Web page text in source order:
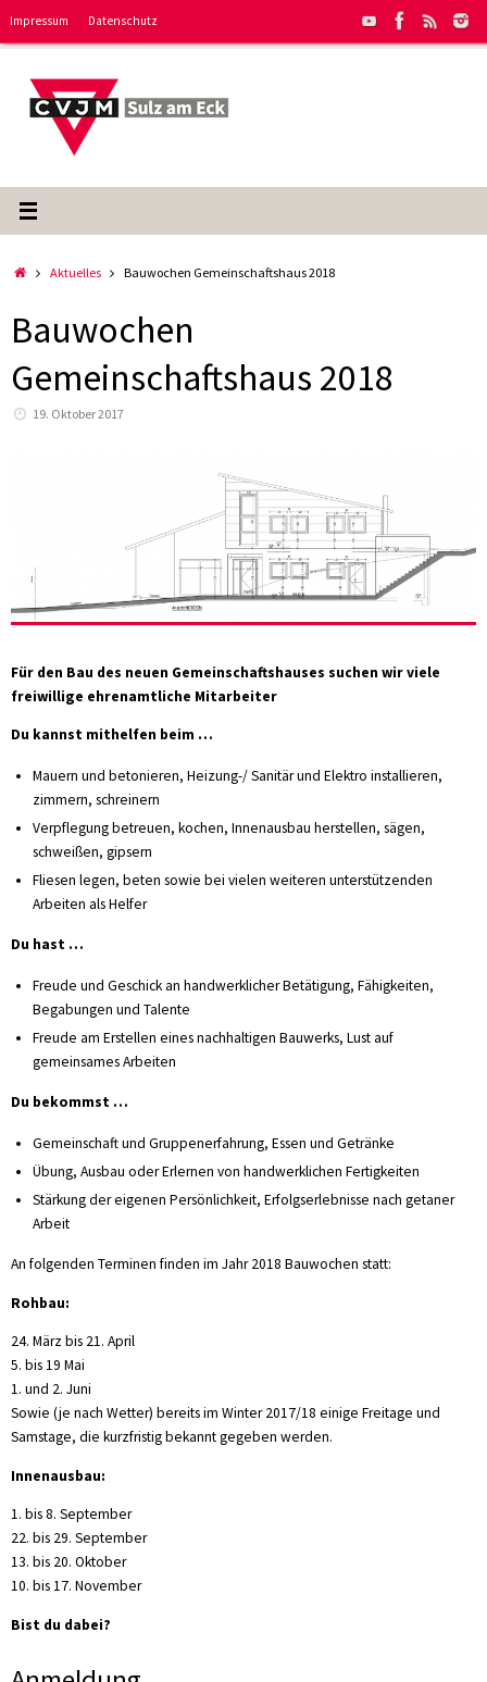
Impressum Datenschutz
StartAktuelles Bauwochen Gemeinschaftshaus 2018
Bauwochen
Gemeinschaftshaus 2018
19. Oktober 2017
Für den Bau des neuen Gemeinschaftshauses suchen wir viele
freiwillige ehrenamtliche Mitarbeiter
Du kannst mithelfen beim …
Mauern und betonieren, Heizung-/ Sanitär und Elektro installieren,
zimmern, schreinern
Verpflegung betreuen, kochen, Innenausbau herstellen, sägen,
schweißen, gipsern
Fliesen legen, beten sowie bei vielen weiteren unterstützenden
Arbeiten als Helfer
Du hast …
Freude und Geschick an handwerklicher Betätigung, Fähigkeiten,
Begabungen und Talente
Freude am Erstellen eines nachhaltigen Bauwerks, Lust auf
gemeinsames Arbeiten
Du bekommst …
Gemeinschaft und Gruppenerfahrung, Essen und Getränke
Übung, Ausbau oder Erlernen von handwerklichen Fertigkeiten
Stärkung der eigenen Persönlichkeit, Erfolgserlebnisse nach getaner
Arbeit
An folgenden Terminen finden im Jahr 2018 Bauwochen statt:
Rohbau:
24. März bis 21. April
5. bis 19 Mai
1. und 2. Juni
Sowie (je nach Wetter) bereits im Winter 2017/18 einige Freitage und
Samstage, die kurzfristig bekannt gegeben werden.
Innenausbau:
1. bis 8. September
22. bis 29. September
13. bis 20. Oktober
10. bis 17. November
Bist du dabei?